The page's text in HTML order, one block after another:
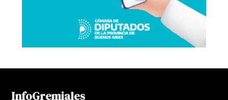
InfoGremiales